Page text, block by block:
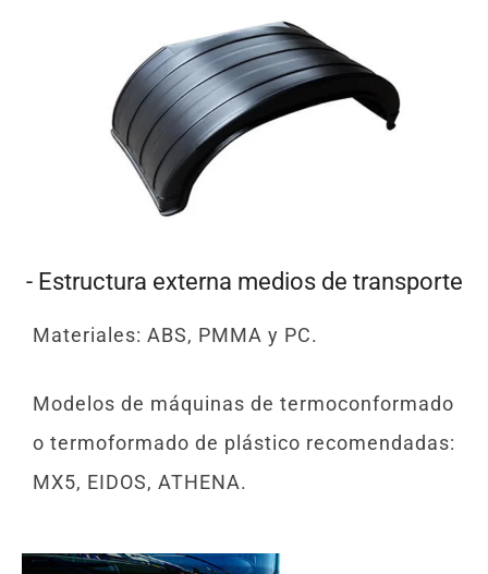
- Estructura externa medios de transporte
Materiales: ABS, PMMA y PC.
Modelos de máquinas de termoconformado
o termoformado de plástico recomendadas:
MX5, EIDOS, ATHENA.